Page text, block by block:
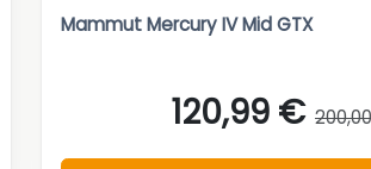
Mammut Mercury IV Mid GTX
120,99 €